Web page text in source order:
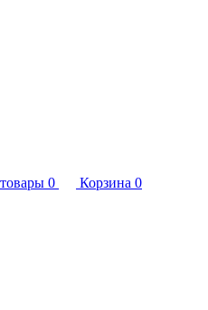
0 Корзина 0